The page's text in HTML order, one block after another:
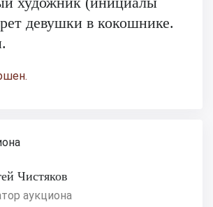
девушки в кокошнике.
Чистяков
аукциона